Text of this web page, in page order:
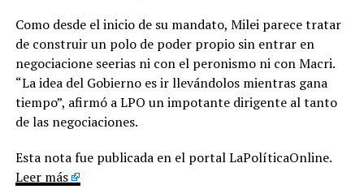
Como desde el inicio de su mandato, Milei parece tratar
de construir un polo de poder propio sin entrar en
negociacione seerias ni con el peronismo ni con Macri.
“La idea del Gobierno es ir llevándolos mientras gana
tiempo”, afirmó a LPO un impotante dirigente al tanto
de las negociaciones.
Esta nota fue publicada en el portal LaPolíticaOnline.
Leer más